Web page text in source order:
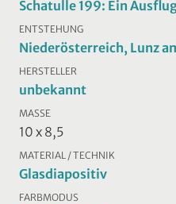
Schatulle 199: Ein
ENTSTEHUNG
Niederösterreich, Lunz
HERSTELLER
unbekannt
MASSE
10 x 8,5
MATERIAL / TECHNIK
Glasdiapositiv
FARBMODUS